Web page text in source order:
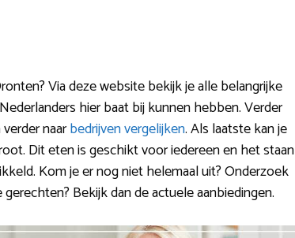
Via deze website bekijk je alle belangrijke
hier baat bij kunnen hebben. Verder
naarbedrijven vergelijken. Als laatste kan je
Dit eten is geschikt voor iedereen en het staan
Kom je er nog niet helemaal uit? Onderzoek
Bekijk dan de actuele aanbiedingen.